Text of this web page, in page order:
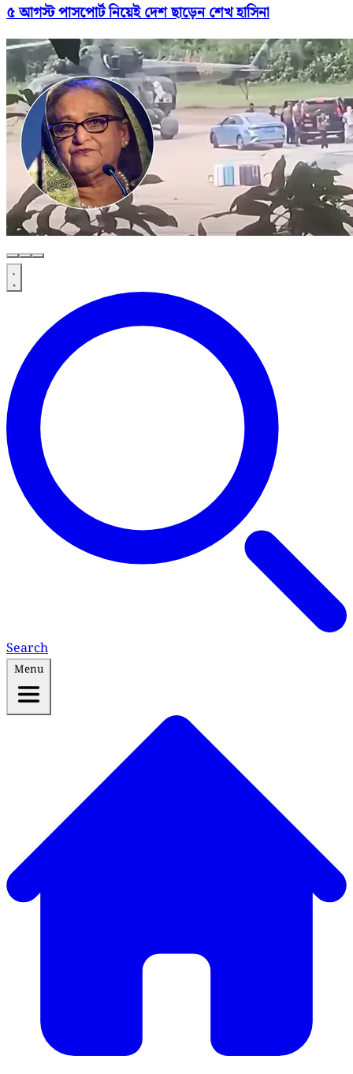
৫ আগস্ট পাসপোর্ট নিয়েই দেশ ছাড়েন শেখ হাসিনা
Search
Menu